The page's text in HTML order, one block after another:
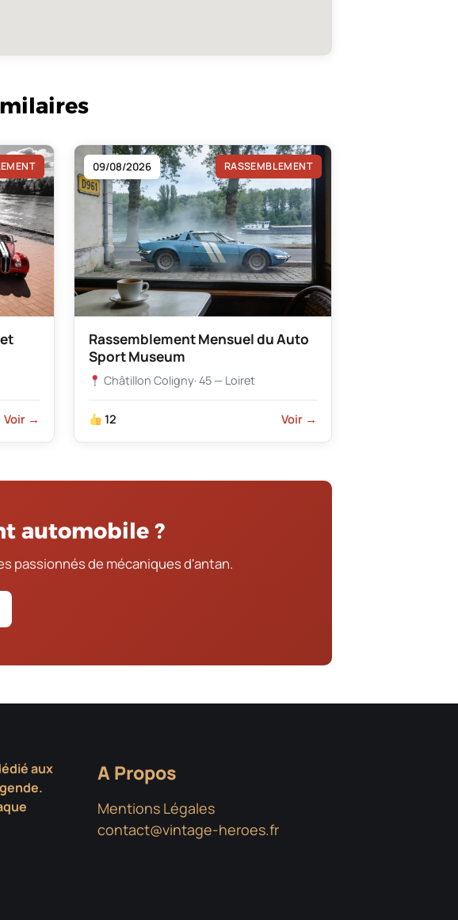
Voir →
09/08/2026 RASSEMBLEMENT
Rassemblement Mensuel du Auto
Sport Museum
Châtillon Coligny· 45 — Loiret
12 Voir →
automobile ?
passionnés de mécaniques d'antan.
aux
A Propos
Mentions Légales
contact@vintage-heroes.fr